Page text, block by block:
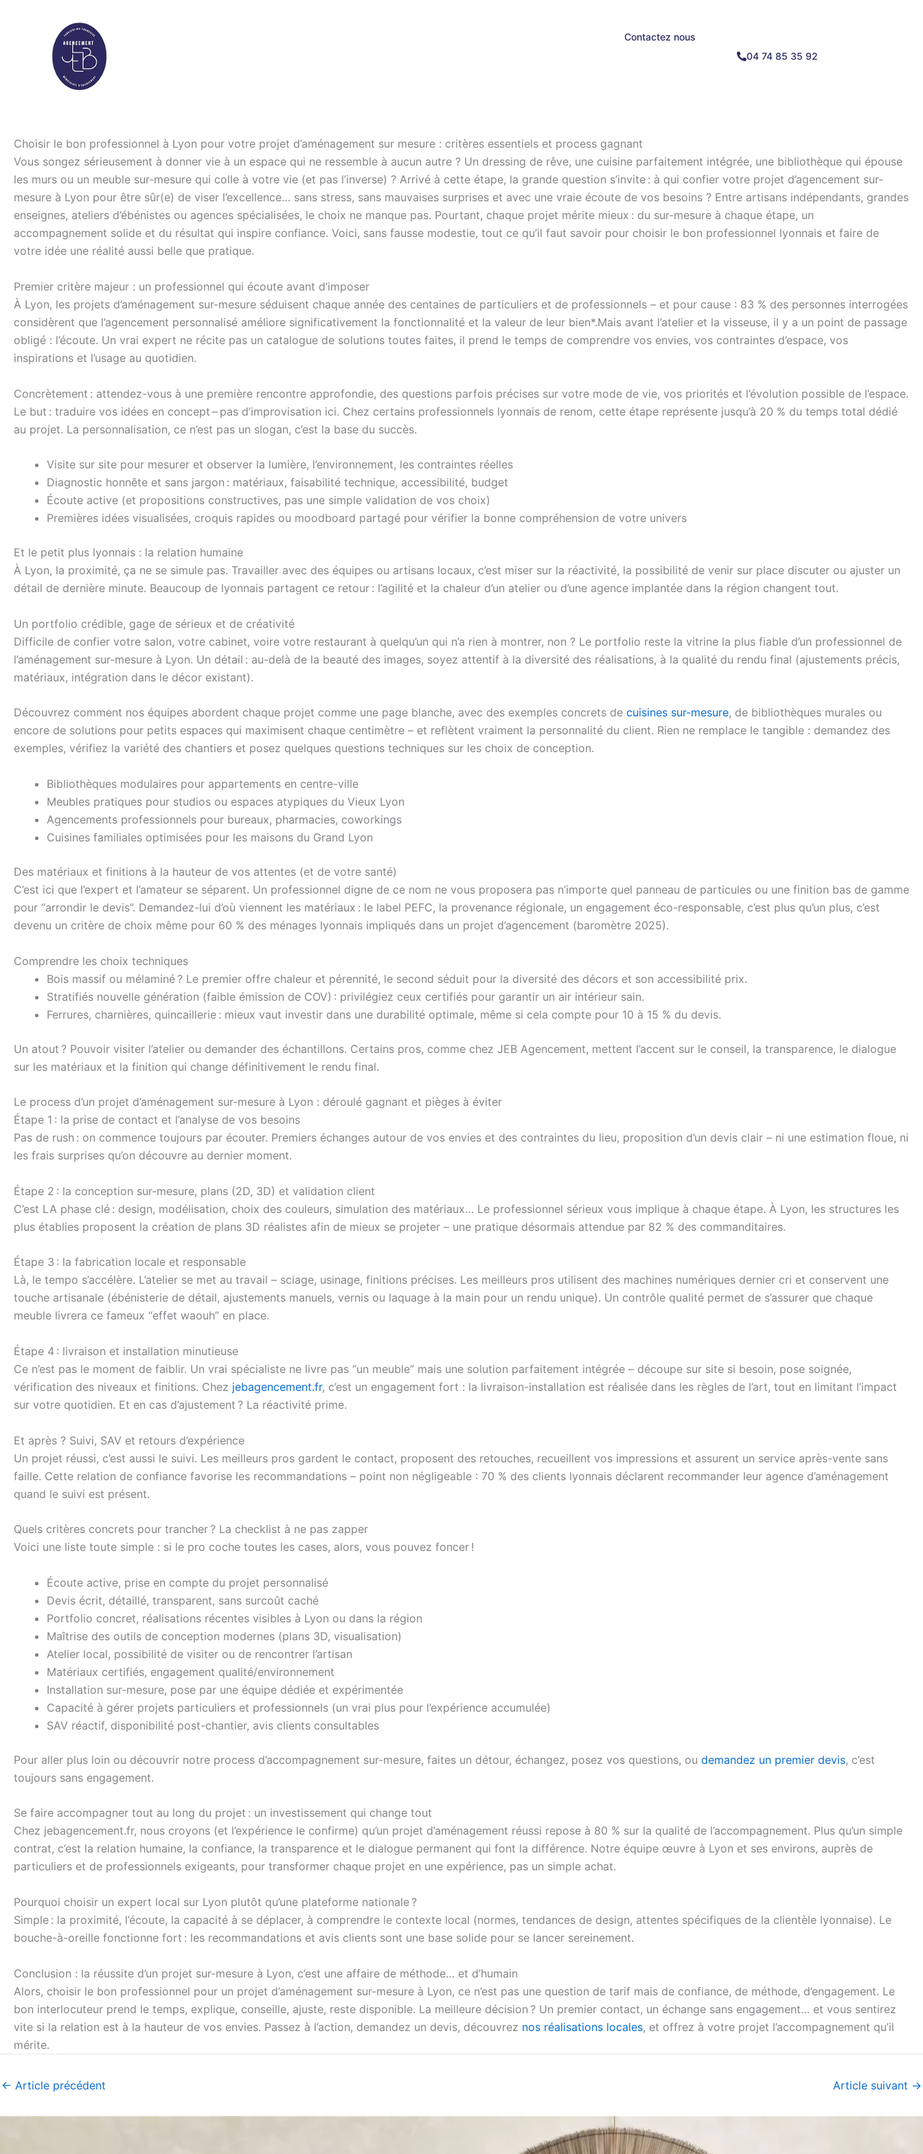
Contactez nous
04 74 85 35 92
Choisir le bon professionnel à Lyon pour votre projet d’aménagement sur mesure : critères essentiels et process gagnant
Vous songez sérieusement à donner vie à un espace qui ne ressemble à aucun autre ? Un dressing de rêve, une cuisine parfaitement intégrée, une bibliothèque qui épouse
les murs ou un meuble sur-mesure qui colle à votre vie (et pas l’inverse) ? Arrivé à cette étape, la grande question s’invite : à qui confier votre projet d’agencement sur-
mesure à Lyon pour être sûr(e) de viser l’excellence… sans stress, sans mauvaises surprises et avec une vraie écoute de vos besoins ? Entre artisans indépendants, grandes
enseignes, ateliers d’ébénistes ou agences spécialisées, le choix ne manque pas. Pourtant, chaque projet mérite mieux : du sur-mesure à chaque étape, un
accompagnement solide et du résultat qui inspire confiance. Voici, sans fausse modestie, tout ce qu’il faut savoir pour choisir le bon professionnel lyonnais et faire de
votre idée une réalité aussi belle que pratique.
Premier critère majeur : un professionnel qui écoute avant d’imposer
À Lyon, les projets d’aménagement sur-mesure séduisent chaque année des centaines de particuliers et de professionnels – et pour cause : 83 % des personnes interrogées
considèrent que l’agencement personnalisé améliore significativement la fonctionnalité et la valeur de leur bien*.Mais avant l’atelier et la visseuse, il y a un point de passage
obligé : l’écoute. Un vrai expert ne récite pas un catalogue de solutions toutes faites, il prend le temps de comprendre vos envies, vos contraintes d’espace, vos
inspirations et l’usage au quotidien.
Concrètement : attendez-vous à une première rencontre approfondie, des questions parfois précises sur votre mode de vie, vos priorités et l’évolution possible de l’espace.
Le but : traduire vos idées en concept – pas d’improvisation ici. Chez certains professionnels lyonnais de renom, cette étape représente jusqu’à 20 % du temps total dédié
au projet. La personnalisation, ce n’est pas un slogan, c’est la base du succès.
Visite sur site pour mesurer et observer la lumière, l’environnement, les contraintes réelles
Diagnostic honnête et sans jargon : matériaux, faisabilité technique, accessibilité, budget
Écoute active (et propositions constructives, pas une simple validation de vos choix)
Premières idées visualisées, croquis rapides ou moodboard partagé pour vérifier la bonne compréhension de votre univers
Et le petit plus lyonnais : la relation humaine
À Lyon, la proximité, ça ne se simule pas. Travailler avec des équipes ou artisans locaux, c’est miser sur la réactivité, la possibilité de venir sur place discuter ou ajuster un
détail de dernière minute. Beaucoup de lyonnais partagent ce retour : l’agilité et la chaleur d’un atelier ou d’une agence implantée dans la région changent tout.
Un portfolio crédible, gage de sérieux et de créativité
Difficile de confier votre salon, votre cabinet, voire votre restaurant à quelqu’un qui n’a rien à montrer, non ? Le portfolio reste la vitrine la plus fiable d’un professionnel de
l’aménagement sur-mesure à Lyon. Un détail : au-delà de la beauté des images, soyez attentif à la diversité des réalisations, à la qualité du rendu final (ajustements précis,
matériaux, intégration dans le décor existant).
Découvrez comment nos équipes abordent chaque projet comme une page blanche, avec des exemples concrets de cuisines sur-mesure, de bibliothèques murales ou
encore de solutions pour petits espaces qui maximisent chaque centimètre – et reflètent vraiment la personnalité du client. Rien ne remplace le tangible : demandez des
exemples, vérifiez la variété des chantiers et posez quelques questions techniques sur les choix de conception.
Bibliothèques modulaires pour appartements en centre-ville
Meubles pratiques pour studios ou espaces atypiques du Vieux Lyon
Agencements professionnels pour bureaux, pharmacies, coworkings
Cuisines familiales optimisées pour les maisons du Grand Lyon
Des matériaux et finitions à la hauteur de vos attentes (et de votre santé)
C’est ici que l’expert et l’amateur se séparent. Un professionnel digne de ce nom ne vous proposera pas n’importe quel panneau de particules ou une finition bas de gamme
pour “arrondir le devis”. Demandez-lui d’où viennent les matériaux : le label PEFC, la provenance régionale, un engagement éco-responsable, c’est plus qu’un plus, c’est
devenu un critère de choix même pour 60 % des ménages lyonnais impliqués dans un projet d’agencement (baromètre 2025).
Comprendre les choix techniques
Bois massif ou mélaminé ? Le premier offre chaleur et pérennité, le second séduit pour la diversité des décors et son accessibilité prix.
Stratifiés nouvelle génération (faible émission de COV) : privilégiez ceux certifiés pour garantir un air intérieur sain.
Ferrures, charnières, quincaillerie : mieux vaut investir dans une durabilité optimale, même si cela compte pour 10 à 15 % du devis.
Un atout ? Pouvoir visiter l’atelier ou demander des échantillons. Certains pros, comme chez JEB Agencement, mettent l’accent sur le conseil, la transparence, le dialogue
sur les matériaux et la finition qui change définitivement le rendu final.
Le process d’un projet d’aménagement sur-mesure à Lyon : déroulé gagnant et pièges à éviter
Étape 1 : la prise de contact et l’analyse de vos besoins
Pas de rush : on commence toujours par écouter. Premiers échanges autour de vos envies et des contraintes du lieu, proposition d’un devis clair – ni une estimation floue, ni
les frais surprises qu’on découvre au dernier moment.
Étape 2 : la conception sur-mesure, plans (2D, 3D) et validation client
C’est LA phase clé : design, modélisation, choix des couleurs, simulation des matériaux… Le professionnel sérieux vous implique à chaque étape. À Lyon, les structures les
plus établies proposent la création de plans 3D réalistes afin de mieux se projeter – une pratique désormais attendue par 82 % des commanditaires.
Étape 3 : la fabrication locale et responsable
Là, le tempo s’accélère. L’atelier se met au travail – sciage, usinage, finitions précises. Les meilleurs pros utilisent des machines numériques dernier cri et conservent une
touche artisanale (ébénisterie de détail, ajustements manuels, vernis ou laquage à la main pour un rendu unique). Un contrôle qualité permet de s’assurer que chaque
meuble livrera ce fameux “effet waouh” en place.
Étape 4 : livraison et installation minutieuse
Ce n’est pas le moment de faiblir. Un vrai spécialiste ne livre pas “un meuble” mais une solution parfaitement intégrée – découpe sur site si besoin, pose soignée,
vérification des niveaux et finitions. Chez jebagencement.fr, c’est un engagement fort : la livraison-installation est réalisée dans les règles de l’art, tout en limitant l’impact
sur votre quotidien. Et en cas d’ajustement ? La réactivité prime.
Et après ? Suivi, SAV et retours d’expérience
Un projet réussi, c’est aussi le suivi. Les meilleurs pros gardent le contact, proposent des retouches, recueillent vos impressions et assurent un service après-vente sans
faille. Cette relation de confiance favorise les recommandations – point non négligeable : 70 % des clients lyonnais déclarent recommander leur agence d’aménagement
quand le suivi est présent.
Quels critères concrets pour trancher ? La checklist à ne pas zapper
Voici une liste toute simple : si le pro coche toutes les cases, alors, vous pouvez foncer !
Écoute active, prise en compte du projet personnalisé
Devis écrit, détaillé, transparent, sans surcoût caché
Portfolio concret, réalisations récentes visibles à Lyon ou dans la région
Maîtrise des outils de conception modernes (plans 3D, visualisation)
Atelier local, possibilité de visiter ou de rencontrer l’artisan
Matériaux certifiés, engagement qualité/environnement
Installation sur-mesure, pose par une équipe dédiée et expérimentée
Capacité à gérer projets particuliers et professionnels (un vrai plus pour l’expérience accumulée)
SAV réactif, disponibilité post-chantier, avis clients consultables
Pour aller plus loin ou découvrir notre process d’accompagnement sur-mesure, faites un détour, échangez, posez vos questions, ou demandez un premier devis, c’est
toujours sans engagement.
Se faire accompagner tout au long du projet : un investissement qui change tout
Chez jebagencement.fr, nous croyons (et l’expérience le confirme) qu’un projet d’aménagement réussi repose à 80 % sur la qualité de l’accompagnement. Plus qu’un simple
contrat, c’est la relation humaine, la confiance, la transparence et le dialogue permanent qui font la différence. Notre équipe œuvre à Lyon et ses environs, auprès de
particuliers et de professionnels exigeants, pour transformer chaque projet en une expérience, pas un simple achat.
Pourquoi choisir un expert local sur Lyon plutôt qu’une plateforme nationale ?
Simple : la proximité, l’écoute, la capacité à se déplacer, à comprendre le contexte local (normes, tendances de design, attentes spécifiques de la clientèle lyonnaise). Le
bouche-à-oreille fonctionne fort : les recommandations et avis clients sont une base solide pour se lancer sereinement.
Conclusion : la réussite d’un projet sur-mesure à Lyon, c’est une affaire de méthode… et d’humain
Alors, choisir le bon professionnel pour un projet d’aménagement sur-mesure à Lyon, ce n’est pas une question de tarif mais de confiance, de méthode, d’engagement. Le
bon interlocuteur prend le temps, explique, conseille, ajuste, reste disponible. La meilleure décision ? Un premier contact, un échange sans engagement… et vous sentirez
vite si la relation est à la hauteur de vos envies. Passez à l’action, demandez un devis, découvrez nos réalisations locales, et offrez à votre projet l’accompagnement qu’il
mérite.
← Article précédent Article suivant →